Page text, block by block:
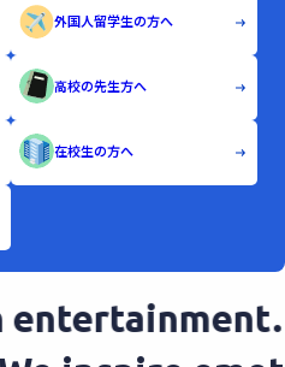
外国人留学生の方へ
高校の先生方へ
在校生の方へ